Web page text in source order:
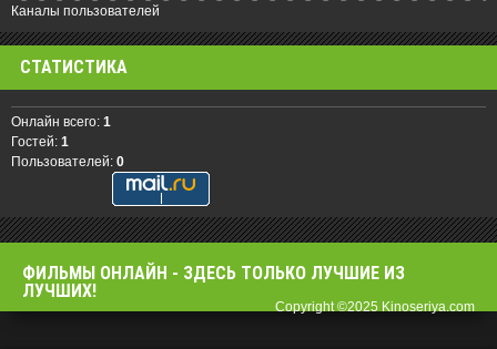
Каналы пользователей
СТАТИСТИКА
Онлайн всего: 1
Гостей: 1
Пользователей: 0
ФИЛЬМЫ OНЛАЙН - ЗДЕСЬ ТОЛЬКО ЛУЧШИЕ ИЗ
ЛУЧШИХ!
Copyright ©2025 Kinoseriya.com